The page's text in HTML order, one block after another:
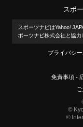
スポ
スポーツナビはYahoo!
ポーツナビ株式会社と協力
プライバシ
免責事項
©
©